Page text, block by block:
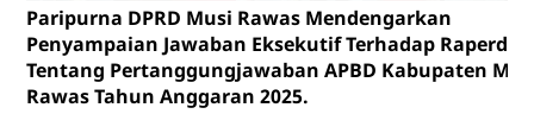
Paripurna DPRD Musi Rawas Mendengarkan
Penyampaian Jawaban Eksekutif Terhadap Raperda
Tentang Pertanggungjawaban APBD Kabupaten
Rawas Tahun Anggaran 2025.